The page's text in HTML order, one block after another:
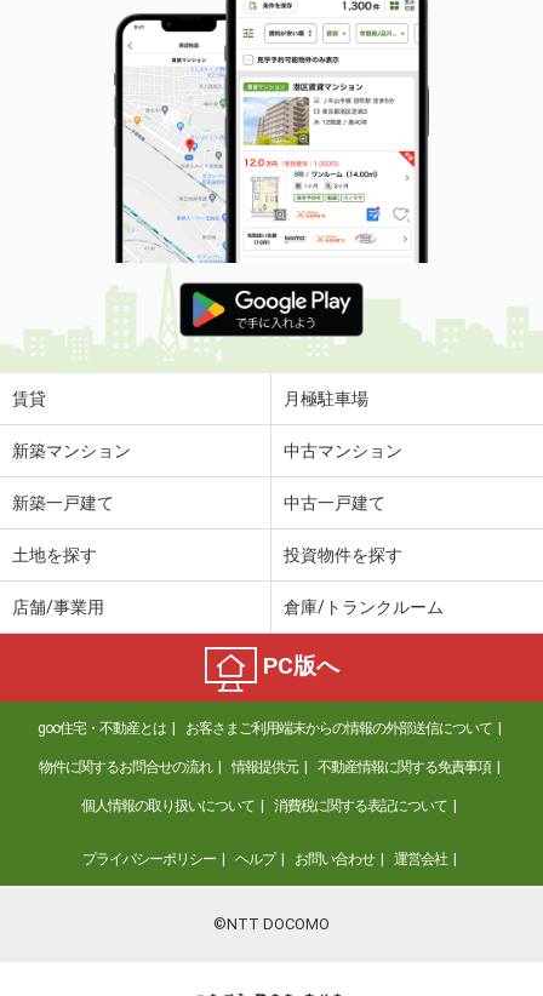
賃貸 月極駐車場
新築マンション 中古マンション
新築一戸建て 中古一戸建て
土地を探す 投資物件を探す
店舗/事業用 倉庫/トランクルーム
PC版へ
goo住宅・不動産とは お客さまご利用端末からの情報の外部送信について
物件に関するお問合せの流れ 情報提供元 不動産情報に関する免責事項
個人情報の取り扱いについて 消費税に関する表記について
プライバシーポリシー ヘルプ お問い合わせ 運営会社
©NTT DOCOMO